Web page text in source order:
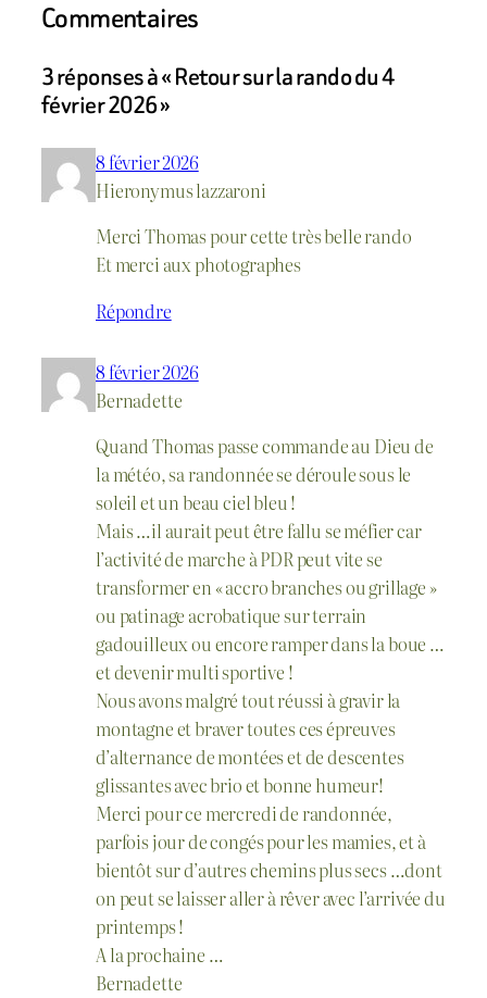
Commentaires
3 réponses à « Retour sur la rando du 4
février 2026 »
8 février 2026
Hieronymus lazzaroni
Merci Thomas pour cette très belle rando
Et merci aux photographes
Répondre
8 février 2026
Bernadette
Quand Thomas passe commande au Dieu de
la météo, sa randonnée se déroule sous le
soleil et un beau ciel bleu !
Mais …il aurait peut être fallu se méfier car
l’activité de marche à PDR peut vite se
transformer en « accro branches ou grillage »
ou patinage acrobatique sur terrain
gadouilleux ou encore ramper dans la boue …
et devenir multi sportive !
Nous avons malgré tout réussi à gravir la
montagne et braver toutes ces épreuves
d’alternance de montées et de descentes
glissantes avec brio et bonne humeur!
Merci pour ce mercredi de randonnée,
parfois jour de congés pour les mamies, et à
bientôt sur d’autres chemins plus secs …dont
on peut se laisser aller à rêver avec l’arrivée du
printemps !
A la prochaine …
Bernadette